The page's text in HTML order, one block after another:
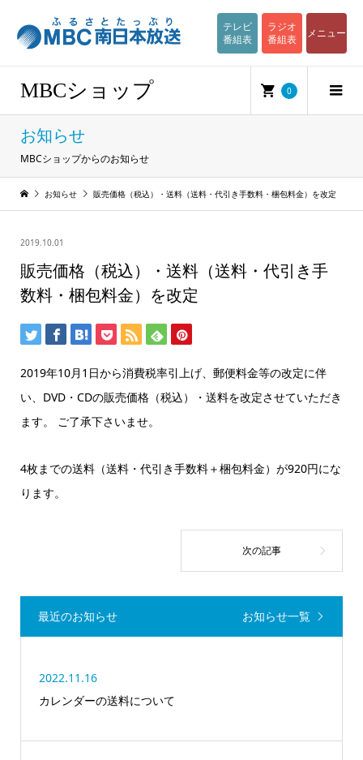
テレビ
番組表
ラジオ
番組表
メニュー
MBCショップ 0
お知らせ
MBCショップからのお知らせ
お知らせ 販売価格（税込）・送料（送料・代引き手数料・梱包料金）を改定
2019.10.01
販売価格（税込）・送料（送料・代引き手
数料・梱包料金）を改定
2019年10月1日から消費税率引上げ、郵便料金等の改定に伴
い、DVD・CDの販売価格（税込）・送料を改定させていただき
ます。 ご了承下さいませ。
4枚までの送料（送料・代引き手数料＋梱包料金）が920円にな
ります。
最近のお知らせ お知らせ一覧
2022.11.16
カレンダーの送料について